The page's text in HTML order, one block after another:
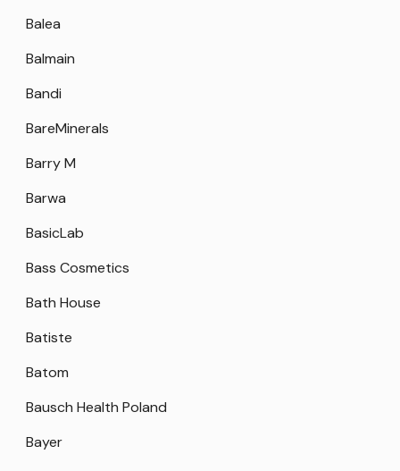
Balea
Balmain
Bandi
BareMinerals
Barry M
Barwa
BasicLab
Bass Cosmetics
Bath House
Batiste
Batom
Bausch Health Poland
Bayer